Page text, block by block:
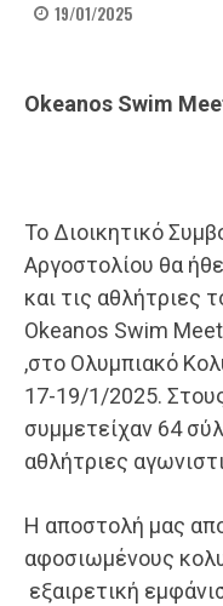
19/01/2025
Okeanos Swim
Το Διοικητικό
Αργοστολίου θα
και τις αθλήτριες
Okeanos Swim
,στo Ολυμπιακό
17-19/1/2025.
συμμετείχαν 64
αθλήτριες
Η αποστολή μας
αφοσιωμένους
εξαιρετική